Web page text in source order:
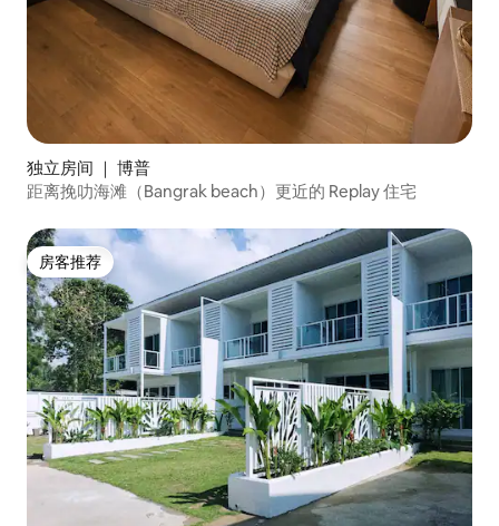
独立房间 ｜ 博普
距离挽叻海滩（Bangrak beach）更近的 Replay 住宅
房客推荐
房客推荐